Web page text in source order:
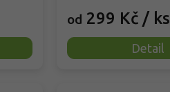
od 299 Kč / ks
Detail